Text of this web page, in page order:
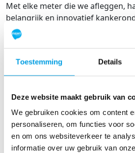
Toestemming Details
Deze website maakt gebruik van
We gebruiken cookies om content
personaliseren, om functies voor
en om ons websiteverkeer te
informatie over uw gebruik van
Met elke meter die we afleggen,
belangrijk en innovatief
dat levens redt. Onderzoek dat
dat nú nodig is.
SHARE
Thank you to my